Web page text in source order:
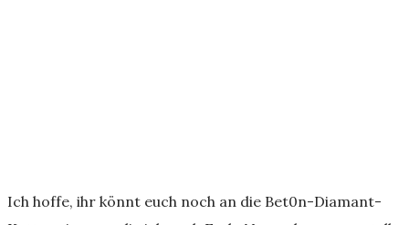
Ich hoffe, ihr könnt euch noch an die Bet0n-Diamant-